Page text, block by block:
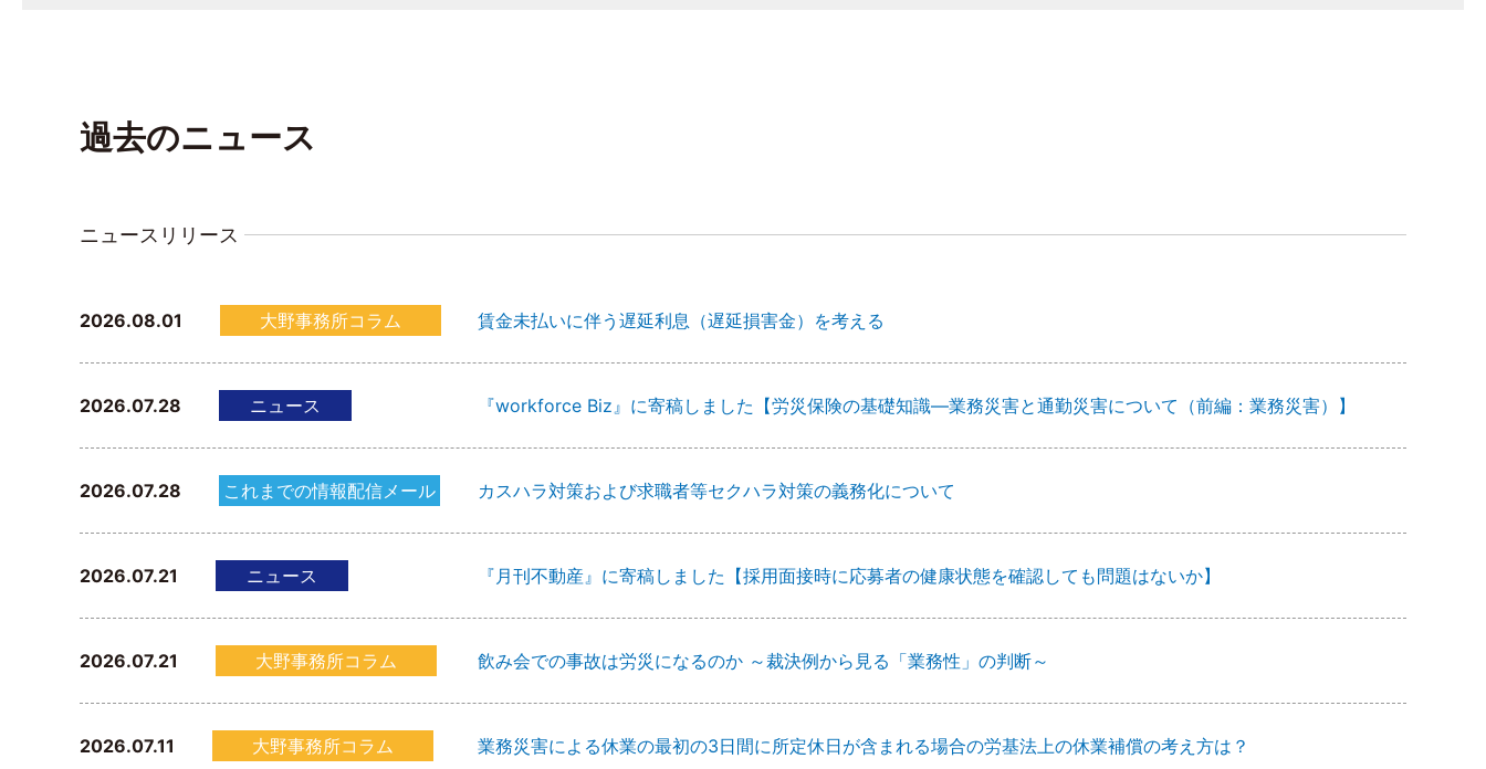
過去のニュース
ニュースリリース
2026.08.01 大野事務所コラム 賃金未払いに伴う遅延利息（遅延損害金）を考える
2026.07.28 ニュース 『workforce Biz』に寄稿しました【労災保険の基礎知識―業務災害と通勤災害について（前編：業務災害）】
2026.07.28 これまでの情報配信メール カスハラ対策および求職者等セクハラ対策の義務化について
2026.07.21 ニュース 『月刊不動産』に寄稿しました【採用面接時に応募者の健康状態を確認しても問題はないか】
2026.07.21 大野事務所コラム 飲み会での事故は労災になるのか ～裁決例から見る「業務性」の判断～
2026.07.11 大野事務所コラム 業務災害による休業の最初の3日間に所定休日が含まれる場合の労基法上の休業補償の考え方は？